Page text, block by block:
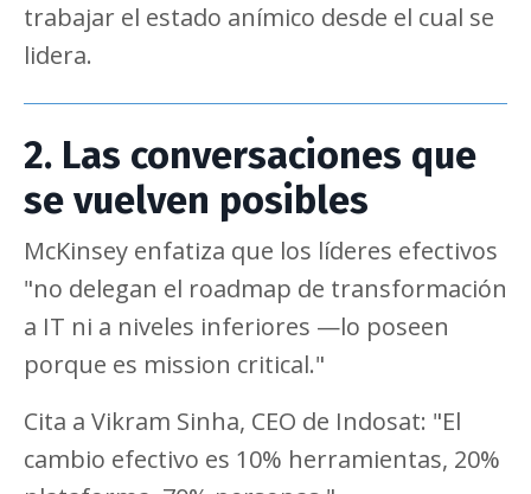
trabajar el estado anímico desde el cual se
lidera.
2. Las conversaciones que
se vuelven posibles
McKinsey enfatiza que los líderes efectivos
"no delegan el roadmap de transformación
a IT ni a niveles inferiores —lo poseen
porque es mission critical."
Cita a Vikram Sinha, CEO de Indosat: "El
cambio efectivo es 10% herramientas, 20%